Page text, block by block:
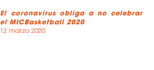
El coronavirus obliga a no celebrar
el MICBasketball 2020
12 marzo 2020